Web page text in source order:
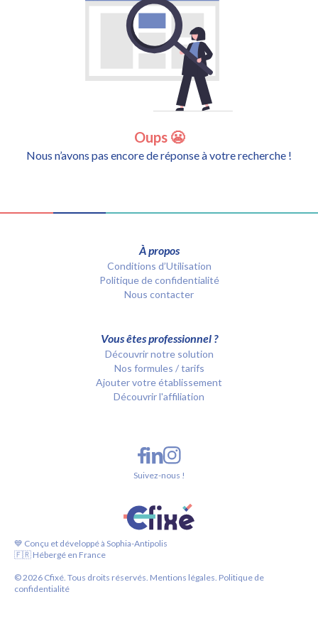
Oups 😬
Nous n’avons pas encore de réponse à votre recherche !
À propos
Conditions d’Utilisation
Politique de confidentialité
Nous contacter
Vous êtes professionnel ?
Découvrir notre solution
Nos formules / tarifs
Ajouter votre établissement
Découvrir l'affiliation
💙 Conçu et développé à Sophia-Antipolis
🇫🇷 Hébergé en France
©2026 Cfixé. Tous droits réservés. Mentions légales. Politique de
confidentialité
Suivez-nous !